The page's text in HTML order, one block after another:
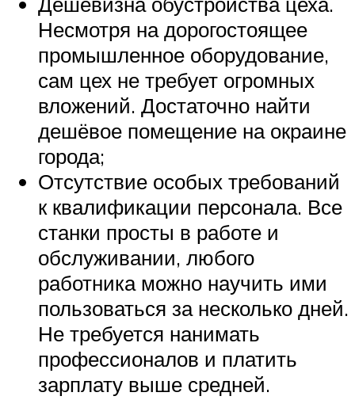
Несмотря на дорогостоящее
промышленное оборудование,
сам цех не требует огромных
вложений. Достаточно найти
дешёвое помещение на окраине
города;
Отсутствие особых требований
к квалификации персонала. Все
станки просты в работе и
обслуживании, любого
работника можно научить ими
пользоваться за несколько дней.
Не требуется нанимать
профессионалов и платить
зарплату выше средней.